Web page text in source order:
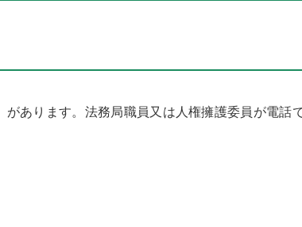
あります。法務局職員又は人権擁護委員が電話